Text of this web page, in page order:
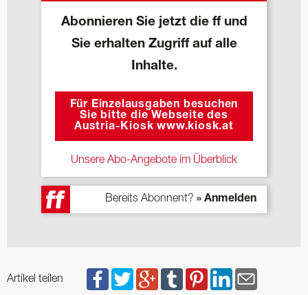
Abonnieren Sie jetzt die ff und
Sie erhalten Zugriff auf alle
Inhalte.
Für Einzelausgaben besuchen
Sie bitte die Webseite des
Austria-Kiosk www.kiosk.at
Unsere Abo-Angebote im Überblick
Bereits Abonnent? » Anmelden
Artikel teilen